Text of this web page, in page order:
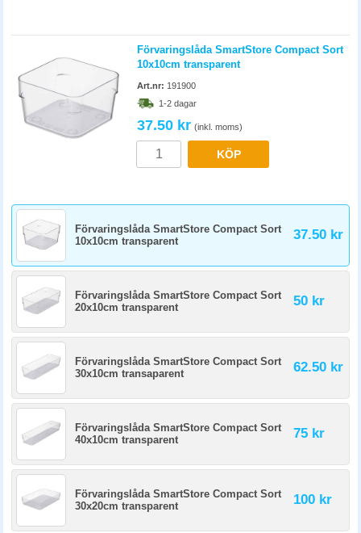
Förvaringslåda SmartStore Compact Sort
10x10cm transparent
Art.nr: 191900
1-2 dagar
37.50 kr (inkl. moms)
KÖP
Förvaringslåda SmartStore Compact Sort
10x10cm transparent
37.50 kr
Förvaringslåda SmartStore Compact Sort
20x10cm transparent
50 kr
Förvaringslåda SmartStore Compact Sort
30x10cm transaparent
62.50 kr
Förvaringslåda SmartStore Compact Sort
40x10cm transparent
75 kr
Förvaringslåda SmartStore Compact Sort
30x20cm transparent
100 kr